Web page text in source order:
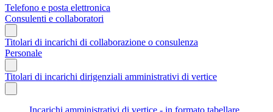
Telefono e posta elettronica
Consulenti e collaboratori
Titolari di incarichi di collaborazione o consulenza
Personale
Titolari di incarichi dirigenziali amministrativi di vertice
Incarichi amministrativi di vertice - in formato tabellare